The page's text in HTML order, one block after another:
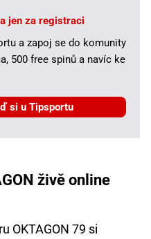
jen za registraci
a zapoj se do komunity
500 free spinů a navíc ke
si u Tipsportu
živě online
OKTAGON 79 si